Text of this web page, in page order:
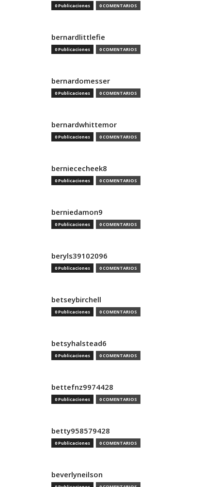
0 Publicaciones 0 COMENTARIOS
bernardlittlefie
0 Publicaciones 0 COMENTARIOS
bernardomesser
0 Publicaciones 0 COMENTARIOS
bernardwhittemor
0 Publicaciones 0 COMENTARIOS
berniececheek8
0 Publicaciones 0 COMENTARIOS
berniedamon9
0 Publicaciones 0 COMENTARIOS
beryls39102096
0 Publicaciones 0 COMENTARIOS
betseybirchell
0 Publicaciones 0 COMENTARIOS
betsyhalstead6
0 Publicaciones 0 COMENTARIOS
bettefnz9974428
0 Publicaciones 0 COMENTARIOS
betty958579428
0 Publicaciones 0 COMENTARIOS
beverlyneilson